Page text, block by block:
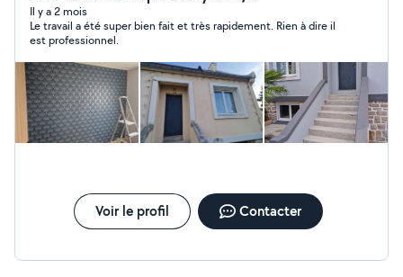
fais aussi des petits boulots tonde la pelouse et un peu
de débroussaillement,je fais aussi du bricolage merci à
vous bonne journée.
Il y a 2 mois
Le travail a été super bien fait et très rapidement. Rien à dire il
est professionnel.
Voir le profil Contacter